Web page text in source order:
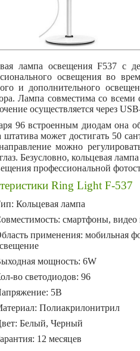
лампа освещения F537 с
освещения во
и дополнительного
Лампа совместима со
осуществляется через
96 встроенным диодам она
может достигать 50
можно
Безусловно, кольцевая
профессиональной
Ring Light F-537
Кольцевая лампа
смартфоны,
применения: мобильная
мощность: 6W
во светодиодов: 96
5В
Полиакрилонитрил
Белый, Черный
12 месяцев